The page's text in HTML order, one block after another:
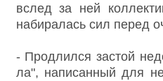
вслед за ней
набиралась сил перед
- Продлился застой
ла", написанный для